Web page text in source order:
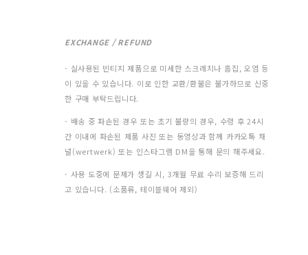
EXCHANGE / REFUND
- 실사용된 빈티지 제품으로 미세한 스크레치나 흠집, 오염 등
이 있을 수 있습니다. 이로 인한 교환/환불은 불가하므로 신중
한 구매 부탁드립니다.
- 배송 중 파손된 경우 또는 초기 불량의 경우, 수령 후 24시
간 이내에 파손된 제품 사진 또는 동영상과 함께 카카오톡 채
널(wertwerk) 또는 인스타그램 DM을 통해 문의 해주세요.
- 사용 도중에 문제가 생길 시, 3개월 무료 수리 보증해 드리
고 있습니다. (소품류, 테이블웨어 제외)